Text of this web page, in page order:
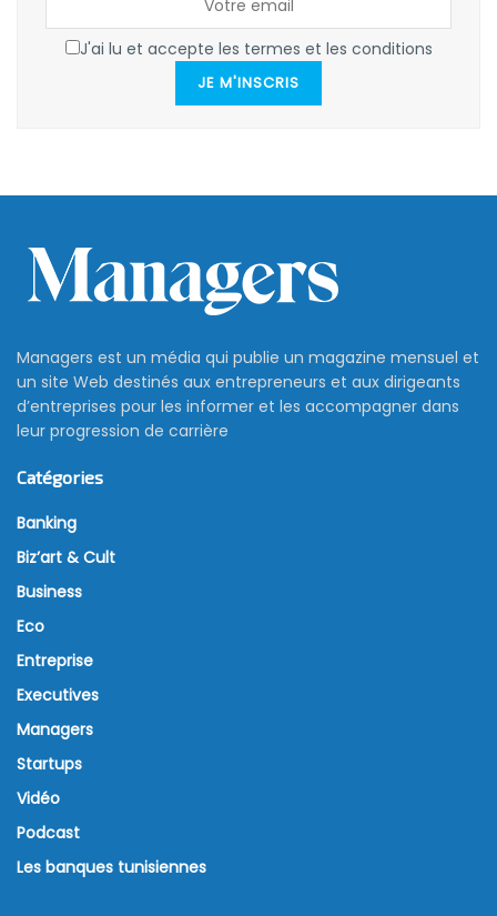
J'ai lu et accepte les termes et les conditions
JE M'INSCRIS
Managers est un média qui publie un magazine mensuel et
un site Web destinés aux entrepreneurs et aux dirigeants
d’entreprises pour les informer et les accompagner dans
leur progression de carrière
Catégories
Banking
Biz’art & Cult
Business
Eco
Entreprise
Executives
Managers
Startups
Vidéo
Podcast
Les banques tunisiennes